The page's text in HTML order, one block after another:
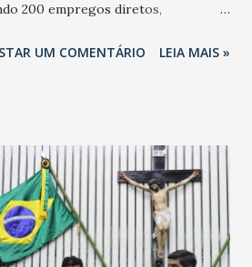
200 empregos diretos,
foi anunciada oficialmente, mas
UM COMENTÁRIO LEIA MAIS »